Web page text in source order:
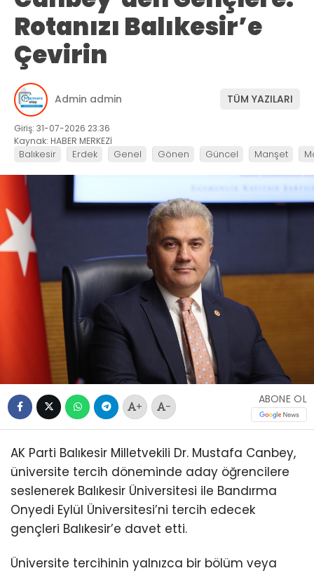
Rotanızı Balıkesir’e
Çevirin
Admin admin TÜM YAZILARI
Giriş: 31-07-2026 23:36
Kaynak: HABER MERKEZİ
Balıkesir Erdek Genel Gönen Güncel Manşet
+ -
ABONE OL
AK Parti Balıkesir Milletvekili Dr. Mustafa Canbey,
üniversite tercih döneminde aday öğrencilere
seslenerek Balıkesir Üniversitesi ile Bandırma
Onyedi Eylül Üniversitesi’ni tercih edecek
gençleri Balıkesir’e davet etti.
Üniversite tercihinin yalnızca bir bölüm veya